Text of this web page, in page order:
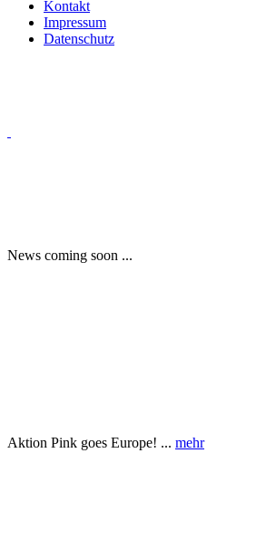
Kontakt
Impressum
Datenschutz
News coming soon ...
Aktion Pink goes Europe! ... mehr